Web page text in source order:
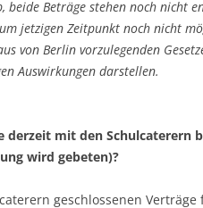
beide Beträge stehen noch nicht
jetzigen Zeitpunkt noch nicht
von Berlin vorzulegenden
Auswirkungen darstellen.
derzeit mit den Schulcaterern
wird gebeten)?
geschlossenen